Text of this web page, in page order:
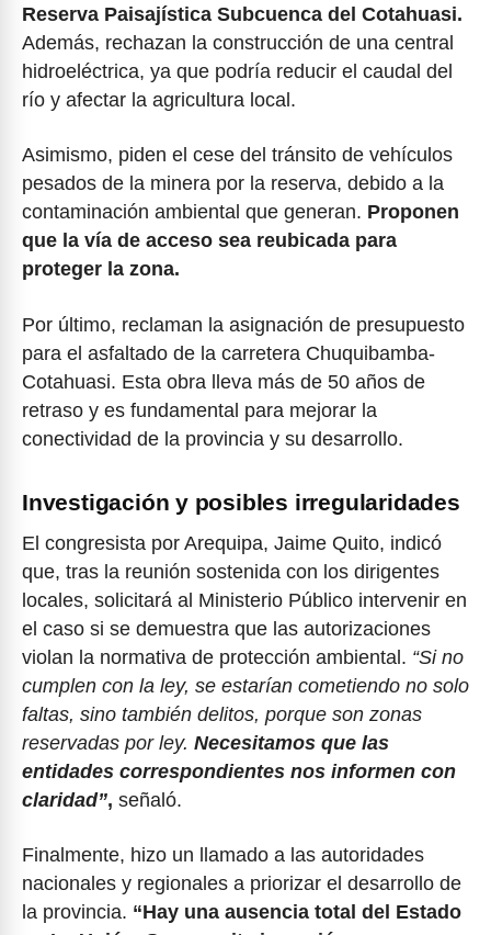
Reserva Paisajística Subcuenca del Cotahuasi.
Además, rechazan la construcción de una central
hidroeléctrica, ya que podría reducir el caudal del
río y afectar la agricultura local.
Asimismo, piden el cese del tránsito de vehículos
pesados de la minera por la reserva, debido a la
contaminación ambiental que generan. Proponen
que la vía de acceso sea reubicada para
proteger la zona.
Por último, reclaman la asignación de presupuesto
para el asfaltado de la carretera Chuquibamba-
Cotahuasi. Esta obra lleva más de 50 años de
retraso y es fundamental para mejorar la
conectividad de la provincia y su desarrollo.
Investigación y posibles irregularidades
El congresista por Arequipa, Jaime Quito, indicó
que, tras la reunión sostenida con los dirigentes
locales, solicitará al Ministerio Público intervenir en
el caso si se demuestra que las autorizaciones
violan la normativa de protección ambiental. “Si no
cumplen con la ley, se estarían cometiendo no solo
faltas, sino también delitos, porque son zonas
reservadas por ley. Necesitamos que las
entidades correspondientes nos informen con
claridad”, señaló.
Finalmente, hizo un llamado a las autoridades
nacionales y regionales a priorizar el desarrollo de
la provincia. “Hay una ausencia total del Estado